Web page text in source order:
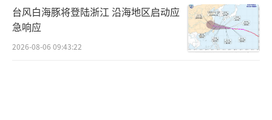
台风白海豚将登陆浙江 沿海地区启动应
急响应
2026-08-06 09:43:22